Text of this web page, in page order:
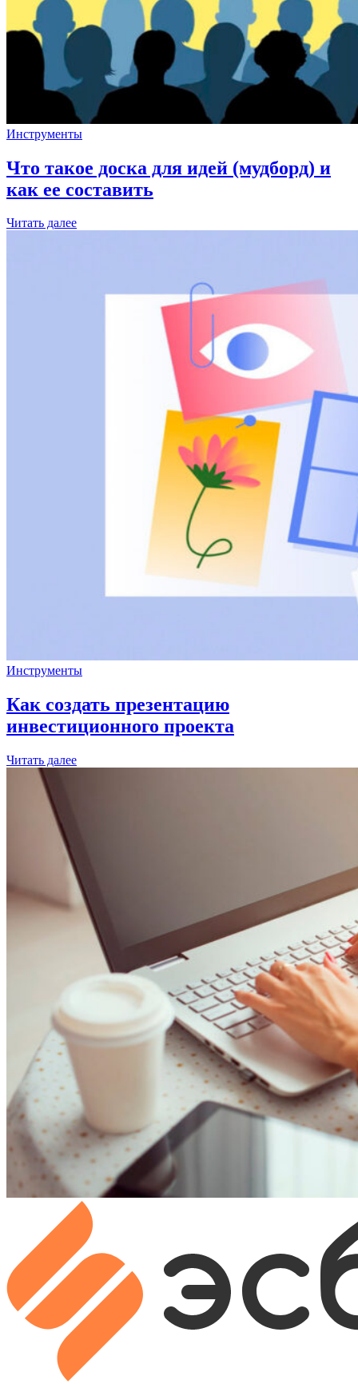
Инструменты
Что такое доска для идей (мудборд) и
как ее составить
Читать далее
Инструменты
Как создать презентацию
инвестиционного проекта
Читать далее